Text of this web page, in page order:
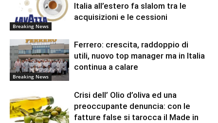
Breaking News
Italia all’estero fa slalom tra le
acquisizioni e le cessioni
Breaking News
Ferrero: crescita, raddoppio di
utili, nuovo top manager ma in Italia
continua a calare
Crisi dell’ Olio d’oliva ed una
preoccupante denuncia: con le
fatture false si tarocca il Made in